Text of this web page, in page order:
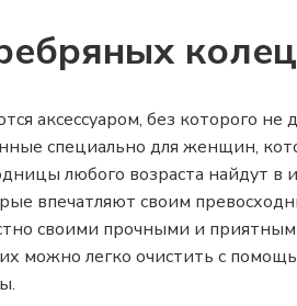
колец
аксессуаром, без которого
специально для женщин,
любого возраста найдут
впечатляют своим
своими прочными и
можно легко очистить с